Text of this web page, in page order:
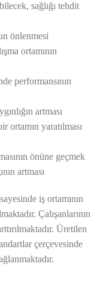
sağlığı tehdit
önlenmesi
ortamının
performansının
artması
ortamın yaratılması
önüne geçmek
artması
iş ortamının
Çalışanlarının
Üretilen
çerçevesinde